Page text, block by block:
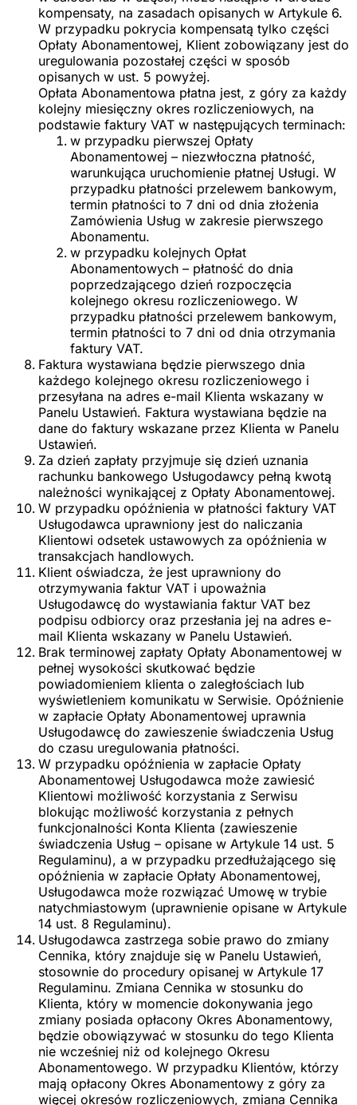
kompensaty, na zasadach opisanych w Artykule 6.
W przypadku pokrycia kompensatą tylko części
Opłaty Abonamentowej, Klient zobowiązany jest do
uregulowania pozostałej części w sposób
opisanych w ust. 5 powyżej.
Opłata Abonamentowa płatna jest, z góry za każdy
kolejny miesięczny okres rozliczeniowych, na
podstawie faktury VAT w następujących terminach:
w przypadku pierwszej Opłaty
Abonamentowej – niezwłoczna płatność,
warunkująca uruchomienie płatnej Usługi. W
przypadku płatności przelewem bankowym,
termin płatności to 7 dni od dnia złożenia
Zamówienia Usług w zakresie pierwszego
Abonamentu.
w przypadku kolejnych Opłat
Abonamentowych – płatność do dnia
poprzedzającego dzień rozpoczęcia
kolejnego okresu rozliczeniowego. W
przypadku płatności przelewem bankowym,
termin płatności to 7 dni od dnia otrzymania
faktury VAT.
Faktura wystawiana będzie pierwszego dnia
każdego kolejnego okresu rozliczeniowego i
przesyłana na adres e-mail Klienta wskazany w
Panelu Ustawień. Faktura wystawiana będzie na
dane do faktury wskazane przez Klienta w Panelu
Ustawień.
Za dzień zapłaty przyjmuje się dzień uznania
rachunku bankowego Usługodawcy pełną kwotą
należności wynikającej z Opłaty Abonamentowej.
W przypadku opóźnienia w płatności faktury VAT
Usługodawca uprawniony jest do naliczania
Klientowi odsetek ustawowych za opóźnienia w
transakcjach handlowych.
Klient oświadcza, że jest uprawniony do
otrzymywania faktur VAT i upoważnia
Usługodawcę do wystawiania faktur VAT bez
podpisu odbiorcy oraz przesłania jej na adres e-
mail Klienta wskazany w Panelu Ustawień.
Brak terminowej zapłaty Opłaty Abonamentowej w
pełnej wysokości skutkować będzie
powiadomieniem klienta o zaległościach lub
wyświetleniem komunikatu w Serwisie. Opóźnienie
w zapłacie Opłaty Abonamentowej uprawnia
Usługodawcę do zawieszenie świadczenia Usług
do czasu uregulowania płatności.
W przypadku opóźnienia w zapłacie Opłaty
Abonamentowej Usługodawca może zawiesić
Klientowi możliwość korzystania z Serwisu
blokując możliwość korzystania z pełnych
funkcjonalności Konta Klienta (zawieszenie
świadczenia Usług – opisane w Artykule 14 ust. 5
Regulaminu), a w przypadku przedłużającego się
opóźnienia w zapłacie Opłaty Abonamentowej,
Usługodawca może rozwiązać Umowę w trybie
natychmiastowym (uprawnienie opisane w Artykule
14 ust. 8 Regulaminu).
Usługodawca zastrzega sobie prawo do zmiany
Cennika, który znajduje się w Panelu Ustawień,
stosownie do procedury opisanej w Artykule 17
Regulaminu. Zmiana Cennika w stosunku do
Klienta, który w momencie dokonywania jego
zmiany posiada opłacony Okres Abonamentowy,
będzie obowiązywać w stosunku do tego Klienta
nie wcześniej niż od kolejnego Okresu
Abonamentowego. W przypadku Klientów, którzy
mają opłacony Okres Abonamentowy z góry za
więcej okresów rozliczeniowych, zmiana Cennika